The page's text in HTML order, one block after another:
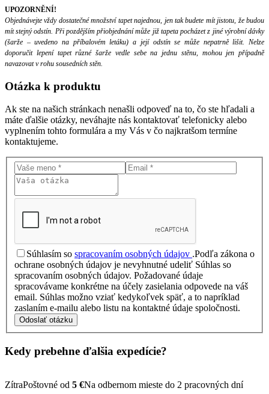
UPOZORNĚNÍ!
Objednávejte vždy dostatečné množství tapet najednou, jen tak budete mít jistotu, že budou
mít stejný odstín. Při pozdějším přiobjednání může již tapeta pocházet z jiné výrobní dávky
(šarže – uvedeno na příbalovém letáku) a její odstín se může nepatrně lišit. Nelze
doporučit lepení tapet různé šarže vedle sebe na jednu stěnu, mohou jen případně
navazovat v rohu sousedních stěn.
Otázka k produktu
Ak ste na našich stránkach nenašli odpoveď na to, čo ste hľadali a
máte ďalšie otázky, neváhajte nás kontaktovať telefonicky alebo
vyplnením tohto formulára a my Vás v čo najkratšom termíne
kontaktujeme.
Súhlasím so spracovaním osobných údajov .Podľa zákona o
ochrane osobných údajov je nevyhnutné udeliť Súhlas so
spracovaním osobných údajov. Požadované údaje
spracovávame konkrétne na účely zasielania odpovede na váš
email. Súhlas možno vziať kedykoľvek späť, a to napríklad
zaslaním e-mailu alebo listu na kontaktné údaje spoločnosti.
Odoslať otázku
Kedy prebehne ďalšia expedície?
ZítraPoštovné od 5 €Na odbernom mieste do 2 pracovných dní